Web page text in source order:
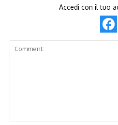
Accedi con il tuo